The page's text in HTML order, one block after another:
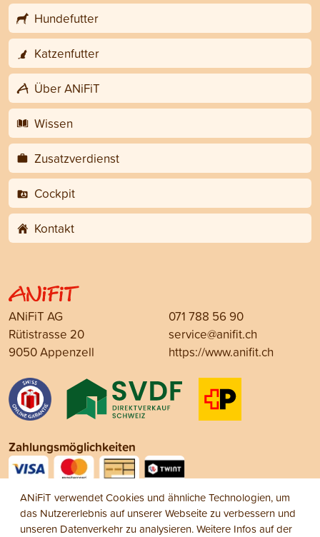
Hundefutter
Katzenfutter
Über ANiFiT
Wissen
Zusatzverdienst
Cockpit
Kontakt
ANiFiT AG
Rütistrasse 20
9050 Appenzell
071 788 56 90
service@anifit.ch
https://www.anifit.ch
Zahlungsmöglichkeiten
Social Media
ANiFiT verwendet Cookies und ähnliche Technologien, um
das Nutzererlebnis auf unserer Webseite zu verbessern und
unseren Datenverkehr zu analysieren. Weitere Infos auf der